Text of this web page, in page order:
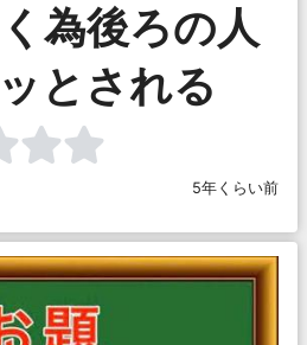
為後ろの人
とされる
5年くらい前